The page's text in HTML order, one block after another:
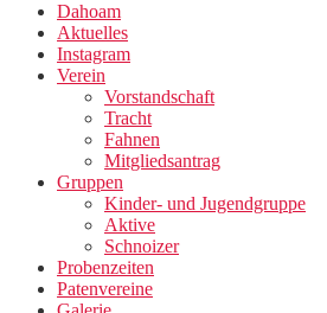
Dahoam
Aktuelles
Instagram
Verein
Vorstandschaft
Tracht
Fahnen
Mitgliedsantrag
Gruppen
Kinder- und Jugendgruppe
Aktive
Schnoizer
Probenzeiten
Patenvereine